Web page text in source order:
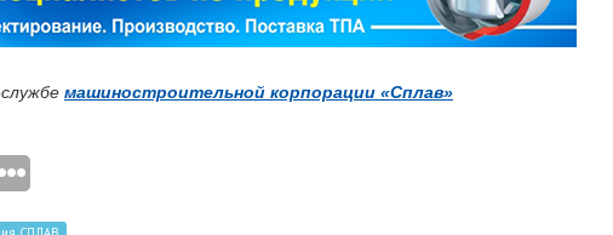
машиностроительной корпорации «Сплав»